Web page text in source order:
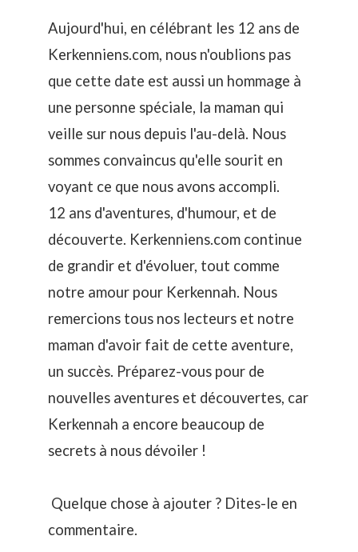
Aujourd'hui, en célébrant les 12 ans de
Kerkenniens.com, nous n'oublions pas
que cette date est aussi un hommage à
une personne spéciale, la maman qui
veille sur nous depuis l'au-delà. Nous
sommes convaincus qu'elle sourit en
voyant ce que nous avons accompli.
12 ans d'aventures, d'humour, et de
découverte. Kerkenniens.com continue
de grandir et d'évoluer, tout comme
notre amour pour Kerkennah. Nous
remercions tous nos lecteurs et notre
maman d'avoir fait de cette aventure,
un succès. Préparez-vous pour de
nouvelles aventures et découvertes, car
Kerkennah a encore beaucoup de
secrets à nous dévoiler !
Quelque chose à ajouter ? Dites-le en
commentaire.